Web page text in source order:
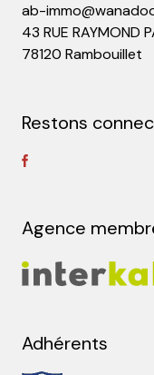
ab-
43 RUE RAYMOND
78120 Rambouillet
Restons
Agence
Adhérents